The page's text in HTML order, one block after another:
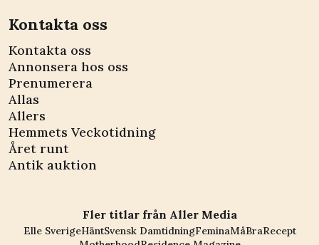
Kontakta oss
Kontakta oss
Annonsera hos oss
Prenumerera
Allas
Allers
Hemmets Veckotidning
Året runt
Antik auktion
Fler titlar från Aller Media
Elle SverigeHäntSvensk DamtidningFeminaMåBraRecept